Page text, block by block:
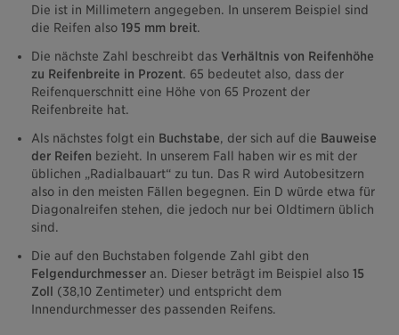
Die ist in Millimetern angegeben. In unserem Beispiel sind
die Reifen also 195 mm breit.
Die nächste Zahl beschreibt das Verhältnis von Reifenhöhe
zu Reifenbreite in Prozent. 65 bedeutet also, dass der
Reifenquerschnitt eine Höhe von 65 Prozent der
Reifenbreite hat.
Als nächstes folgt ein Buchstabe, der sich auf die Bauweise
der Reifen bezieht. In unserem Fall haben wir es mit der
üblichen „Radialbauart“ zu tun. Das R wird Autobesitzern
also in den meisten Fällen begegnen. Ein D würde etwa für
Diagonalreifen stehen, die jedoch nur bei Oldtimern üblich
sind.
Die auf den Buchstaben folgende Zahl gibt den
Felgendurchmesser an. Dieser beträgt im Beispiel also 15
Zoll (38,10 Zentimeter) und entspricht dem
Innendurchmesser des passenden Reifens.